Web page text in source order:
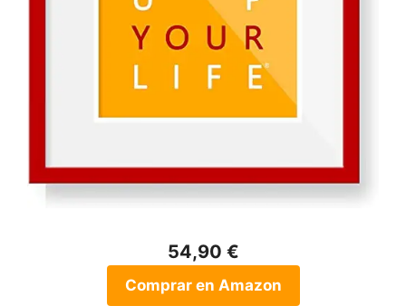
54,90 €
Comprar en Amazon